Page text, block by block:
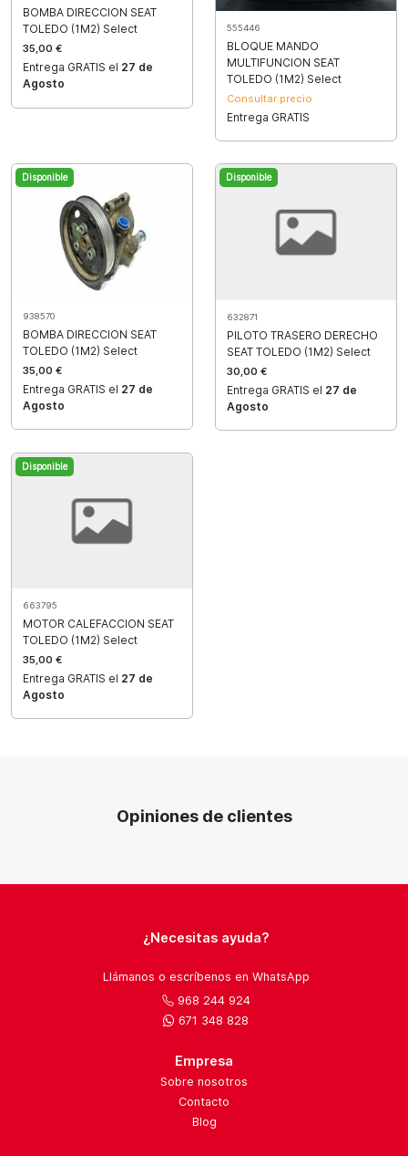
BOMBA DIRECCION SEAT
TOLEDO (1M2) Select
35,00 €
Entrega GRATIS el 27 de
Agosto
555446
BLOQUE MANDO
MULTIFUNCION SEAT
TOLEDO (1M2) Select
Consultar precio
Entrega GRATIS
Disponible
938570
BOMBA DIRECCION SEAT
TOLEDO (1M2) Select
35,00 €
Entrega GRATIS el 27 de
Agosto
Disponible
632871
PILOTO TRASERO DERECHO
SEAT TOLEDO (1M2) Select
30,00 €
Entrega GRATIS el 27 de
Agosto
Disponible
663795
MOTOR CALEFACCION SEAT
TOLEDO (1M2) Select
35,00 €
Entrega GRATIS el 27 de
Agosto
Opiniones de clientes
¿Necesitas ayuda?
Llámanos o escríbenos en WhatsApp
968 244 924
671 348 828
Empresa
Sobre nosotros
Contacto
Blog